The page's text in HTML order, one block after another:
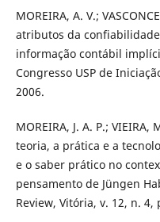
MOREIRA, A. V.;
atributos da
informação contábil
Congresso USP de
2006.
MOREIRA, J. A. P.; VIEIRA,
teoria, a prática e a
e o saber prático no
pensamento de Jüngen
Review, Vitória, v. 12, n.